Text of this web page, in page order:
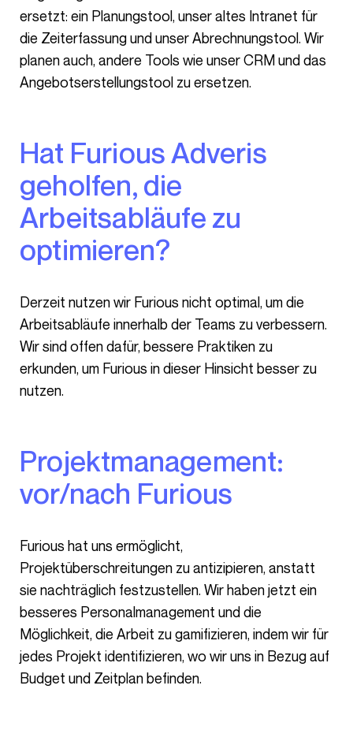
ersetzt: ein Planungstool, unser altes Intranet für
die Zeiterfassung und unser Abrechnungstool. Wir
planen auch, andere Tools wie unser CRM und das
Angebotserstellungstool zu ersetzen.
Hat Furious Adveris
geholfen, die
Arbeitsabläufe zu
optimieren?
Derzeit nutzen wir Furious nicht optimal, um die
Arbeitsabläufe innerhalb der Teams zu verbessern.
Wir sind offen dafür, bessere Praktiken zu
erkunden, um Furious in dieser Hinsicht besser zu
nutzen.
Projektmanagement:
vor/nach Furious
Furious hat uns ermöglicht,
Projektüberschreitungen zu antizipieren, anstatt
sie nachträglich festzustellen. Wir haben jetzt ein
besseres Personalmanagement und die
Möglichkeit, die Arbeit zu gamifizieren, indem wir für
jedes Projekt identifizieren, wo wir uns in Bezug auf
Budget und Zeitplan befinden.